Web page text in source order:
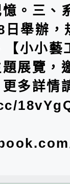
。三、
舉辦，
小小藝
展覽，
多詳情